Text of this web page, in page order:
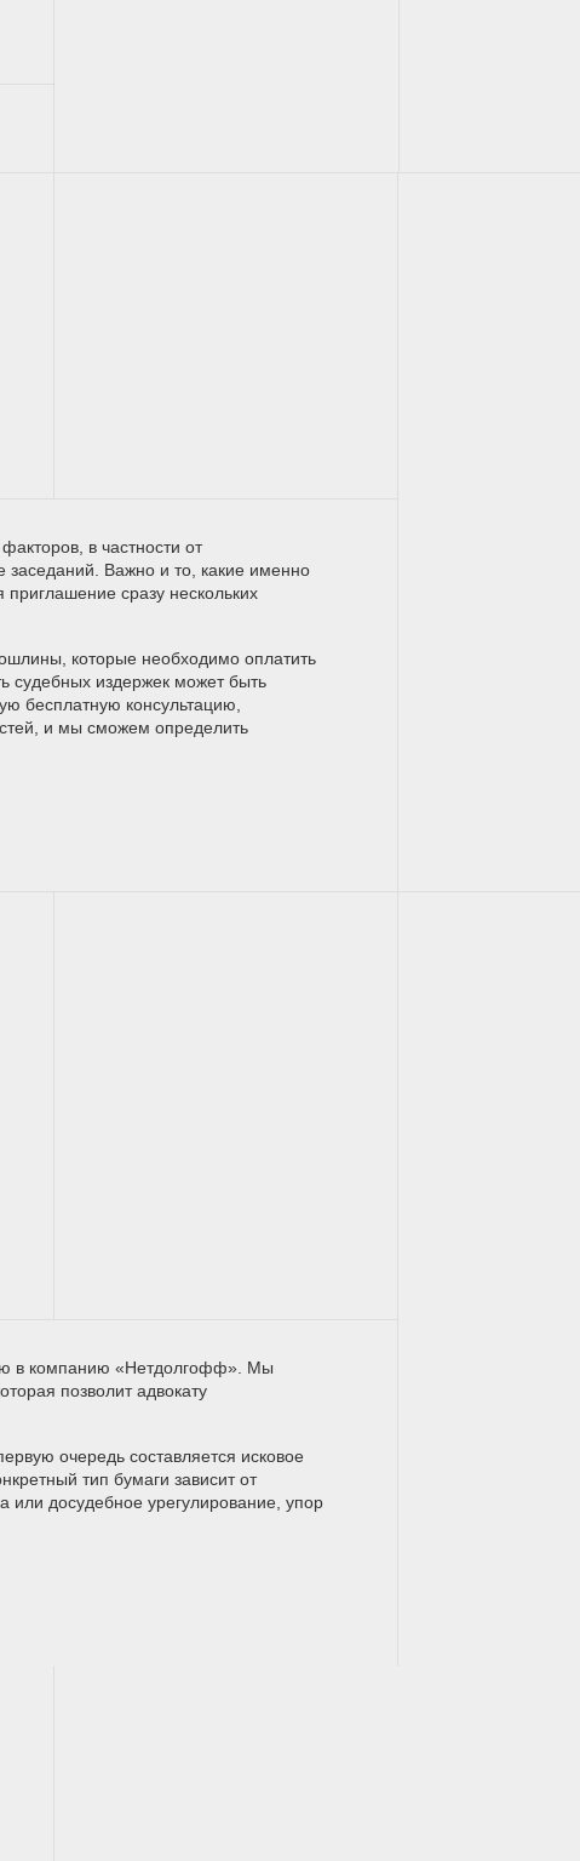
в частности от
заседаний. Важно и то, какие именно
сразу нескольких
которые необходимо оплатить
судебных издержек может быть
бесплатную консультацию,
и мы сможем определить
в компанию «Нетдолгофф». Мы
позволит адвокату
очередь составляется исковое
тип бумаги зависит от
или досудебное урегулирование, упор